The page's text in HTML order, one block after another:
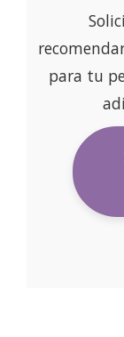
para tu